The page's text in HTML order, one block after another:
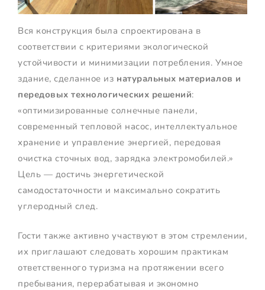
Вся конструкция была спроектирована в
соответствии с критериями экологической
устойчивости и минимизации потребления. Умное
здание, сделанное из натуральных материалов и
передовых технологических решений:
«оптимизированные солнечные панели,
современный тепловой насос, интеллектуальное
хранение и управление энергией, передовая
очистка сточных вод, зарядка электромобилей.»
Цель — достичь энергетической
самодостаточности и максимально сократить
углеродный след.
Гости также активно участвуют в этом стремлении,
их приглашают следовать хорошим практикам
ответственного туризма на протяжении всего
пребывания, перерабатывая и экономно